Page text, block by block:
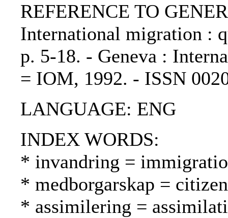
REFERENCE TO
International migration :
p. 5-18. - Geneva :
= IOM, 1992. - ISSN
LANGUAGE: ENG
INDEX WORDS:
* invandring =
* medborgarskap =
* assimilering =